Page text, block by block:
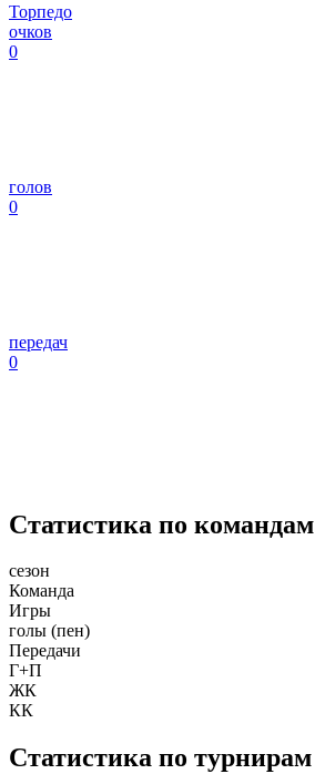
Торпедо
очков
0
голов
0
передач
0
Статистика по командам
сезон
Команда
Игры
голы (пен)
Передачи
Г+П
ЖК
КК
Статистика по турнирам